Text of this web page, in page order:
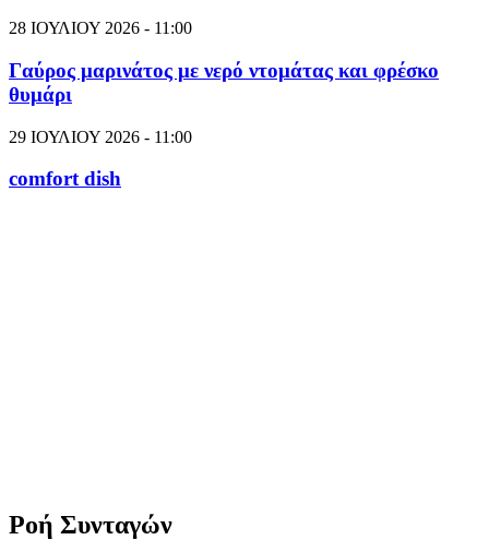
28 ΙΟΥΛΙΟΥ 2026 - 11:00
Γαύρος μαρινάτος με νερό ντομάτας και φρέσκο
θυμάρι
29 ΙΟΥΛΙΟΥ 2026 - 11:00
comfort dish
Ροή Συνταγών